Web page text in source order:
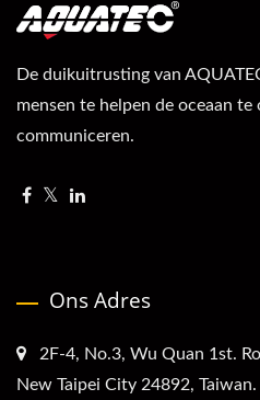
De duikuitrusting van
mensen te helpen de oceaan
communiceren.
Ons Adres
2F-4, No.3, Wu Quan 1st.
New Taipei City 24892, Taiwan.